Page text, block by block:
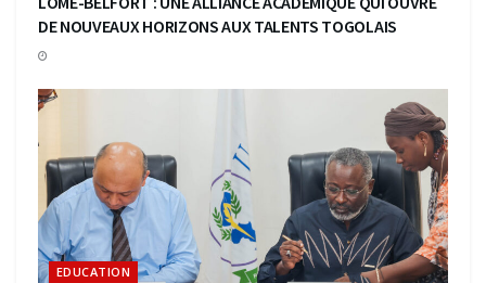
DE NOUVEAUX HORIZONS AUX TALENTS TOGOLAIS
EDUCATION